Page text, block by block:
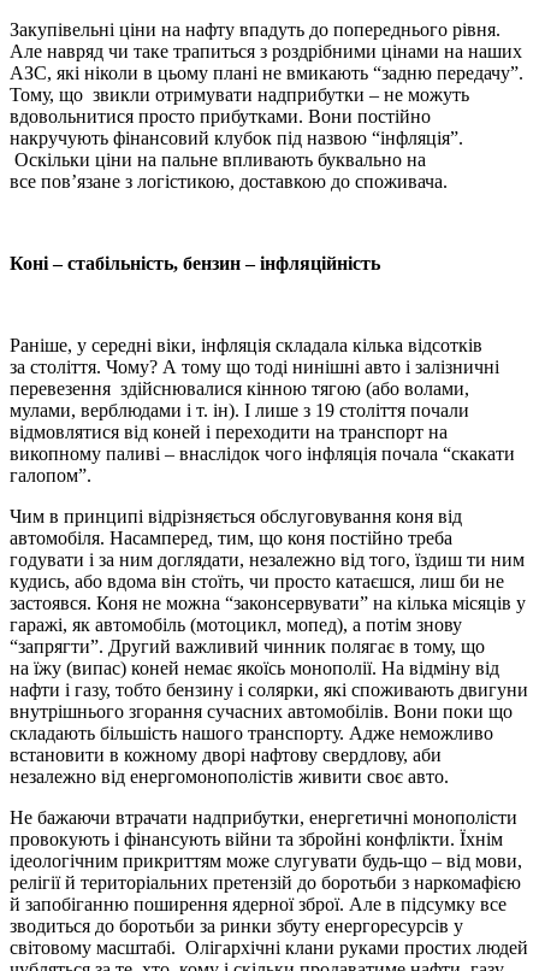
Закупівельні ціни на нафту впадуть до попереднього рівня.
Але навряд чи таке трапиться з роздрібними цінами на наших
АЗС, які ніколи в цьому плані не вмикають “задню передачу”.
Тому, що звикли отримувати надприбутки – не можуть
вдовольнитися просто прибутками. Вони постійно
накручують фінансовий клубок під назвою “інфляція”.
Оскільки ціни на пальне впливають буквально на
все пов’язане з логістикою, доставкою до споживача.
Коні– стабільність, бензин – інфляційність
Раніше, у середні віки, інфляція складала кілька відсотків
за століття. Чому? А тому що тоді нинішні авто і залізничні
перевезення здійснювалися кінною тягою (або волами,
мулами, верблюдами і т. ін). І лише з 19 століття почали
відмовлятися від коней і переходити на транспорт на
викопному паливі – внаслідок чого інфляція почала “скакати
галопом”.
Чим в принципі відрізняється обслуговування коня від
автомобіля. Насамперед, тим, що коня постійно треба
годувати і за ним доглядати, незалежно від того, їздиш ти ним
кудись, або вдома він стоїть, чи просто катаєшся, лиш би не
застоявся. Коня не можна “законсервувати” на кілька місяців у
гаражі, як автомобіль (мотоцикл, мопед), а потім знову
“запрягти”. Другий важливий чинник полягає в тому, що
на їжу (випас) коней немає якоїсь монополії. На відміну від
нафти і газу, тобто бензину і солярки, які споживають двигуни
внутрішнього згорання сучасних автомобілів. Вони поки що
складають більшість нашого транспорту. Адже неможливо
встановити в кожному дворі нафтову свердлову, аби
незалежно від енергомонополістів живити своє авто.
Не бажаючи втрачати надприбутки, енергетичні монополісти
провокують і фінансують війни та збройні конфлікти. Їхнім
ідеологічним прикриттям може слугувати будь-що – від мови,
релігії й територіальних претензій до боротьби з наркомафією
й запобіганню поширення ядерної зброї. Але в підсумку все
зводиться до боротьби за ринки збуту енергоресурсів у
світовому масштабі. Олігархічні клани руками простих людей